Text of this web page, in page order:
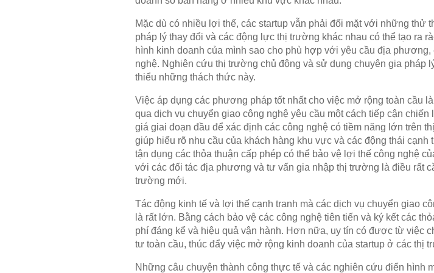
Mặc dù có nhiều lợi thế, các startup vẫn phải đối mặt với những thử
pháp lý thay đổi và các động lực thị trường khác nhau có thể tạo ra
hình kinh doanh của mình sao cho phù hợp với yêu cầu địa
nghệ. Nghiên cứu thị trường chủ động và sử dụng chuyên gia
thiểu những thách thức này.
Việc áp dụng các phương pháp tốt nhất cho việc mở rộng toàn cầu
qua dịch vụ chuyển giao công nghệ yêu cầu một cách tiếp cận
giá giai đoạn đầu để xác định các công nghệ có tiềm năng lớn trên
giúp hiểu rõ nhu cầu của khách hàng khu vực và các động thái
tận dụng các thỏa thuận cấp phép có thể bảo vệ lợi thế công nghệ
với các đối tác địa phương và tư vấn gia nhập thị trường là điều rất
trường mới.
Tác động kinh tế và lợi thế cạnh tranh mà các dịch vụ chuyển giao
là rất lớn. Bằng cách bảo vệ các công nghệ tiên tiến và ký kết các
phí đáng kể và hiệu quả vận hành. Hơn nữa, uy tín có được từ việc
tư toàn cầu, thúc đẩy việc mở rộng kinh doanh của startup ở các thị
Những câu chuyện thành công thực tế và các nghiên cứu điển hình